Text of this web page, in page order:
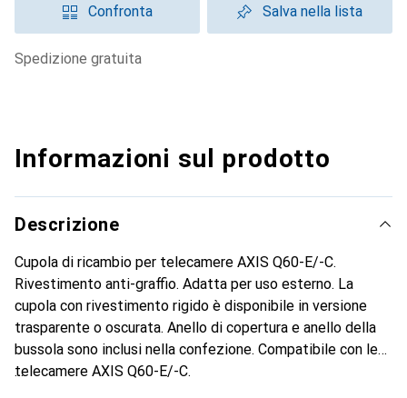
Confronta Salva nella lista
spedizione gratuita
Informazioni sul prodotto
Descrizione
Cupola di ricambio per telecamere AXIS Q60-E/-C.
Rivestimento anti-graffio. Adatta per uso esterno. La
cupola con rivestimento rigido è disponibile in versione
trasparente o oscurata. Anello di copertura e anello della
bussola sono inclusi nella confezione. Compatibile con le
telecamere AXIS Q60-E/-C.